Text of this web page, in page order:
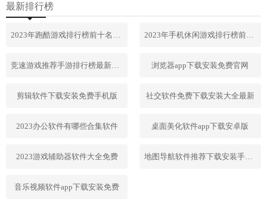
最新排行榜
2023年手机休闲游戏排行榜前十名
浏览器app下载安装免费官网
剪辑软件下载安装免费手机版 社交软件免费下载安装大全最新
2023办公软件有哪些合集软件 桌面美化软件app下载安卓版
2023游戏辅助器软件大全免费 地图导航软件推荐下载安装手机版
音乐视频软件app下载安装免费